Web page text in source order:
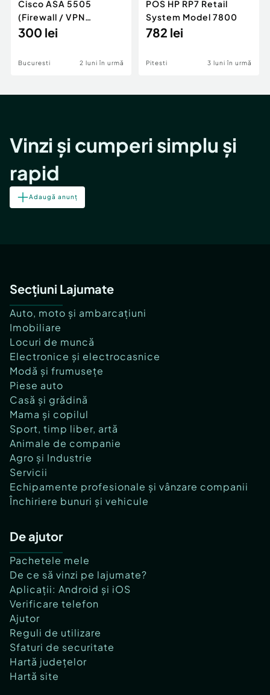
Cisco ASA 5505
(Firewall / VPN
Appliance)
300 lei
Bucuresti 2 luni în urmă
POS HP RP7 Retail
System Model 7800
782 lei
Pitesti 3 luni în urmă
Vinzi și cumperi simplu și
rapid
Adaugă anunț
Secțiuni Lajumate
Auto, moto și ambarcațiuni
Imobiliare
Locuri de muncă
Electronice și electrocasnice
Modă și frumusețe
Piese auto
Casă și grădină
Mama și copilul
Sport, timp liber, artă
Animale de companie
Agro și Industrie
Servicii
Echipamente profesionale și vânzare companii
Închiriere bunuri și vehicule
De ajutor
Pachetele mele
De ce să vinzi pe lajumate?
Aplicații: Android și iOS
Verificare telefon
Ajutor
Reguli de utilizare
Sfaturi de securitate
Hartă județelor
Hartă site